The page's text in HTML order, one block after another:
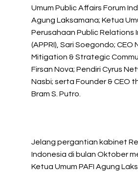
Umum Public Affairs Forum
Agung Laksamana; Ketua
Perusahaan Public Relations
(APPRI), Sari Soegondo; CEO
Mitigation & Strategic
Firsan Nova; Pendiri Cyrus
Nasbi; serta Founder & CEO
Bram S. Putro.
Jelang pergantian kabinet
Indonesia di bulan Oktober
Ketua Umum PAFI Agung